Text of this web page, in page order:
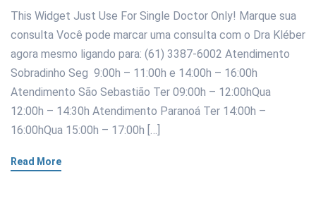
This Widget Just Use For Single Doctor Only! Marque sua
consulta Você pode marcar uma consulta com o Dra Kléber
agora mesmo ligando para: (61) 3387-6002 Atendimento
Sobradinho Seg 9:00h – 11:00h e 14:00h – 16:00h
Atendimento São Sebastião Ter 09:00h – 12:00hQua
12:00h – 14:30h Atendimento Paranoá Ter 14:00h –
16:00hQua 15:00h – 17:00h […]
Read More